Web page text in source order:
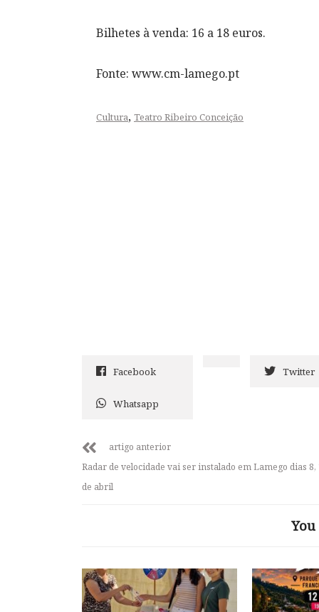
Bilhetes à venda: 16 a 18 euros.
Fonte: www.cm-lamego.pt
Cultura, Teatro Ribeiro Conceição
Facebook Twitter
Whatsapp
artigo anterior
Radar de velocidade vai ser instalado em Lamego dias 8,
de abril